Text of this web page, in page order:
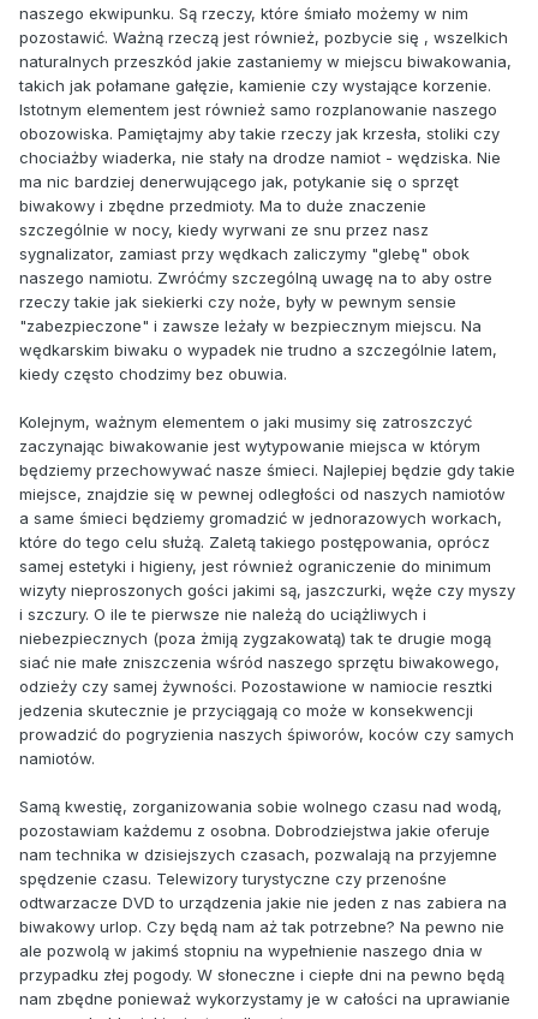
naszego ekwipunku. Są rzeczy, które śmiało możemy w nim
pozostawić. Ważną rzeczą jest również, pozbycie się , wszelkich
naturalnych przeszkód jakie zastaniemy w miejscu biwakowania,
takich jak połamane gałęzie, kamienie czy wystające korzenie.
Istotnym elementem jest również samo rozplanowanie naszego
obozowiska. Pamiętajmy aby takie rzeczy jak krzesła, stoliki czy
chociażby wiaderka, nie stały na drodze namiot - wędziska. Nie
ma nic bardziej denerwującego jak, potykanie się o sprzęt
biwakowy i zbędne przedmioty. Ma to duże znaczenie
szczególnie w nocy, kiedy wyrwani ze snu przez nasz
sygnalizator, zamiast przy wędkach zaliczymy "glebę" obok
naszego namiotu. Zwróćmy szczególną uwagę na to aby ostre
rzeczy takie jak siekierki czy noże, były w pewnym sensie
"zabezpieczone" i zawsze leżały w bezpiecznym miejscu. Na
wędkarskim biwaku o wypadek nie trudno a szczególnie latem,
kiedy często chodzimy bez obuwia.
Kolejnym, ważnym elementem o jaki musimy się zatroszczyć
zaczynając biwakowanie jest wytypowanie miejsca w którym
będziemy przechowywać nasze śmieci. Najlepiej będzie gdy takie
miejsce, znajdzie się w pewnej odległości od naszych namiotów
a same śmieci będziemy gromadzić w jednorazowych workach,
które do tego celu służą. Zaletą takiego postępowania, oprócz
samej estetyki i higieny, jest również ograniczenie do minimum
wizyty nieproszonych gości jakimi są, jaszczurki, węże czy myszy
i szczury. O ile te pierwsze nie należą do uciążliwych i
niebezpiecznych (poza żmiją zygzakowatą) tak te drugie mogą
siać nie małe zniszczenia wśród naszego sprzętu biwakowego,
odzieży czy samej żywności. Pozostawione w namiocie resztki
jedzenia skutecznie je przyciągają co może w konsekwencji
prowadzić do pogryzienia naszych śpiworów, koców czy samych
namiotów.
Samą kwestię, zorganizowania sobie wolnego czasu nad wodą,
pozostawiam każdemu z osobna. Dobrodziejstwa jakie oferuje
nam technika w dzisiejszych czasach, pozwalają na przyjemne
spędzenie czasu. Telewizory turystyczne czy przenośne
odtwarzacze DVD to urządzenia jakie nie jeden z nas zabiera na
biwakowy urlop. Czy będą nam aż tak potrzebne? Na pewno nie
ale pozwolą w jakimś stopniu na wypełnienie naszego dnia w
przypadku złej pogody. W słoneczne i ciepłe dni na pewno będą
nam zbędne ponieważ wykorzystamy je w całości na uprawianie